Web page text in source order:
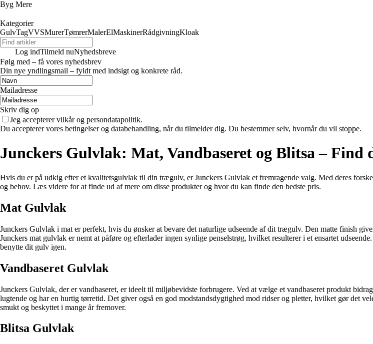
Byg Mere
Kategorier
GulvTagVVSMurerTømrerMalerElMaskinerRådgivningKloak
Log indTilmeld nuNyhedsbreve
Følg med – få vores nyhedsbrev
Din nye yndlingsmail – fyldt med indsigt og konkrete råd.
Mailadresse
Skriv dig op
Jeg accepterer vilkår og persondatapolitik.
Du accepterer vores betingelser og databehandling, når du tilmelder dig. Du bestemmer selv, hvornår du vil stoppe.
Junckers Gulvlak: Mat, Vandbaseret og Blitsa – Find
Hvis du er på udkig efter et kvalitetsgulvlak til din trægulv, er Junckers Gulvlak et fremragende valg. Med deres
og behov. Læs videre for at finde ud af mere om disse produkter og hvor du kan finde den bedste pris.
Mat Gulvlak
Junckers Gulvlak i mat er perfekt, hvis du ønsker at bevare det naturlige udseende af dit trægulv. Den matte finish
Junckers mat gulvlak er nemt at påføre og efterlader ingen synlige penselstrøg, hvilket resulterer i et ensartet
benytte dit gulv igen.
Vandbaseret Gulvlak
Junckers Gulvlak, der er vandbaseret, er ideelt til miljøbevidste forbrugere. Ved at vælge et vandbaseret produkt
lugtende og har en hurtig tørretid. Det giver også en god modstandsdygtighed mod ridser og pletter, hvilket gør det
smukt og beskyttet i mange år fremover.
Blitsa Gulvlak